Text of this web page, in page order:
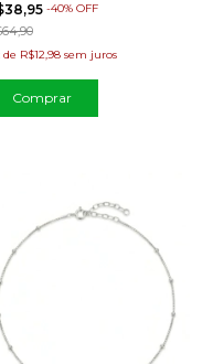
-40% OFF
de R$12,98 sem juros